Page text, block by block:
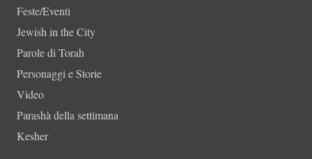
Feste/Eventi
Jewish in the City
Parole di Torah
Personaggi e Storie
Video
Parashà della settimana
Kesher